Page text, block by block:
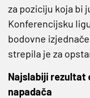
za poziciju koja bi
Konferencijsku
bodovne
strepila je za
Najslabiji rezultat
napadača